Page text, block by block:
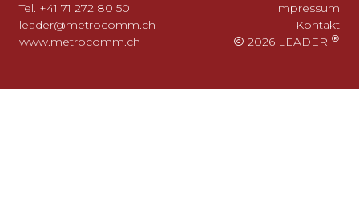
gehen?
Tel. +41 71 272 80 50
leader@metrocomm.ch
www.metrocomm.ch
Impressum
Kontakt
2026 LEADER